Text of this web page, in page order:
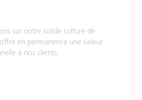
sur notre solide culture de
en permanence une valeur
à nos clients.